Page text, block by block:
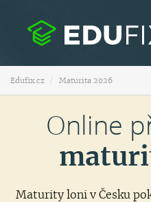
Edufix.cz Maturita 2026
Online
Maturity loni v Česku